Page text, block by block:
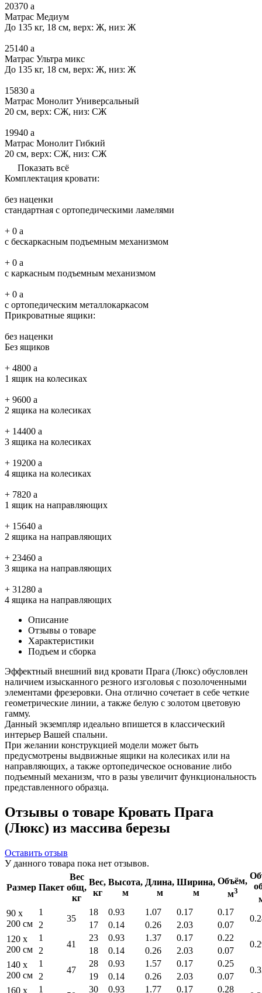
20370 a
Матрас Медиум
До 135 кг, 18 см, верх: Ж, низ: Ж
25140 a
Матрас Ультра микс
До 135 кг, 18 см, верх: Ж, низ: Ж
15830 a
Матрас Монолит Универсальный
20 см, верх: СЖ, низ: СЖ
19940 a
Матрас Монолит Гибкий
20 см, верх: СЖ, низ: СЖ
Показать всё
Комплектация кровати:
без наценки
стандартная с ортопедическими ламелями
+ 0 a
с бескаркасным подъемным механизмом
+ 0 a
с каркасным подъемным механизмом
+ 0 a
с ортопедическим металлокаркасом
Прикроватные ящики:
без наценки
Без ящиков
+ 4800 a
1 ящик на колесиках
+ 9600 a
2 ящика на колесиках
+ 14400 a
3 ящика на колесиках
+ 19200 a
4 ящика на колесиках
+ 7820 a
1 ящик на направляющих
+ 15640 a
2 ящика на направляющих
+ 23460 a
3 ящика на направляющих
+ 31280 a
4 ящика на направляющих
Описание
Отзывы о товаре
Характеристики
Подъем и сборка
Эффектный внешний вид кровати Прага (Люкс) обусловлен
наличием изысканного резного изголовья с позолоченными
элементами фрезеровки. Она отлично сочетает в себе четкие
геометрические линии, а также белую с золотом цветовую
гамму.
Данный экземпляр идеально впишется в классический
интерьер Вашей спальни.
При желании конструкцией модели может быть
предусмотрены выдвижные ящики на колесиках или на
направляющих, а также ортопедическое основание либо
подъемный механизм, что в разы увеличит функциональность
представленного образца.
Отзывы о товаре Кровать Прага
(Люкс) из массива березы
Оставить отзыв
У данного товара пока нет отзывов.
Размер Пакет
Вес
общ,
кг
Вес,
кг
Высота,
м
Длина,
м
Ширина,
м
Объём,
м3
90 x
200 см
1
35
18 0.93 1.07 0.17 0.17
2 17 0.14 0.26 2.03
0.07
120 x
200 см
1
41
23 0.93 1.37 0.17 0.22
2 18 0.14 0.26 2.03
0.07
140 x
200 см
1
47
28 0.93 1.57 0.17 0.25
2 19 0.14 0.26 2.03
0.07
160 x
1 30 0.93 1.77 0.17 0.28